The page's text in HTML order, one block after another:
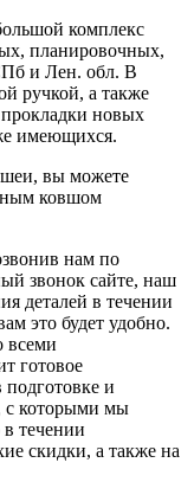
комплекс
планировочных,
и Лен. обл. В
ручкой, а также
новых
имеющихся.
вы можете
ковшом
нам по
звонок сайте, наш
деталей в течении
это будет удобно.
всеми
готовое
и
с которыми мы
течении
скидки, а также на